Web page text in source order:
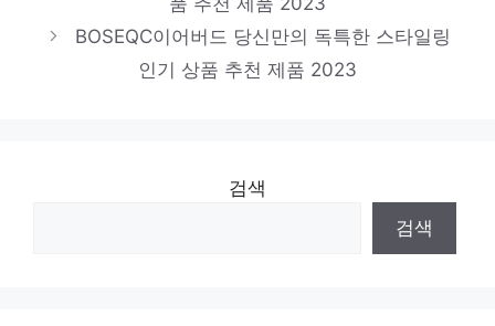
BOSEQC이어버드 당신만의 독특한 스타일링
인기 상품 추천 제품 2023
검색
검색